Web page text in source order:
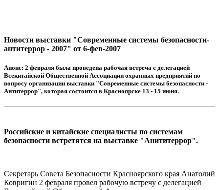
Новости выставки "Современные системы безопасности-
антитеррор - 2007" от 6-фев-2007
Анонс: 2 февраля была проведена рабочая встреча с делегацией
Всекитайской Общественной Ассоциации охранных предприятий по
вопросу организации выставки "Современные системы безопасности -
Антитеррор", которая состоится в Красноярске 13 - 15 июня.
Российские и китайские специалисты по системам
безопасности встретятся на выставке "Анититеррор".
Секретарь Совета Безопасности Красноярского края Анатолий
Ковригин 2 февраля провел рабочую встречу с делегацией